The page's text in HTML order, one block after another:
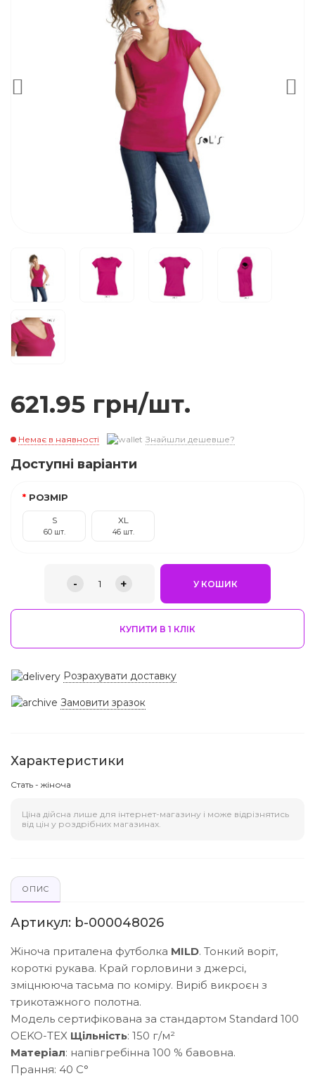
621.95 грн/шт.
Немає в наявності Знайшли дешевше?
Доступні варіанти
РОЗМІР
S
60 шт.
XL
46 шт.
- 1 + У КОШИК
КУПИТИ В 1 КЛIК
Розрахувати доставку
Замовити зразок
Характеристики
Стать - жіноча
Ціна дійсна лише для інтернет-магазину і може відрізнятись
від цін у роздрібних магазинах.
ОПИС
Артикул: b-000048026
Жіноча приталена футболка MILD. Тонкий воріт,
короткі рукава. Край горловини з джерсі,
зміцнююча тасьма по коміру. Виріб викроєн з
трикотажного полотна.
Модель сертифікована за стандартом Standard 100
ОEKO-TEX Щільність: 150 г/м²
Матеріал: напівгребінна 100 % бавовна.
Прання: 40 С°